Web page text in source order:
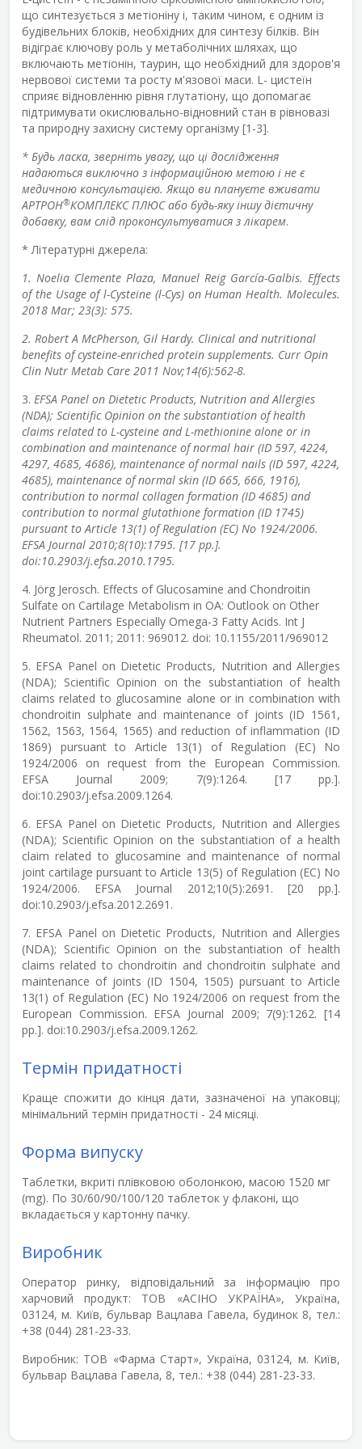
що синтезується з метіоніну і, таким чином, є одним із
будівельних блоків, необхідних для синтезу білків. Він
відіграє ключову роль у метаболічних шляхах, що
включають метіонін, таурин, що необхідний для здоров'я
нервової системи та росту м'язової маси. L- цистеїн
сприяє відновленню рівня глутатіону, що допомагає
підтримувати окислювально-відновний стан в рівновазі
та природну захисну систему організму [1-3].
* Будь ласка, зверніть увагу, що ці дослідження
надаються виключно з інформаційною метою і не є
медичною консультацією. Якщо ви плануєте вживати
АРТРОН®КОМПЛЕКС ПЛЮС або будь-яку іншу дієтичну
добавку, вам слід проконсультуватися з лікарем.
* Літературні джерела:
1. Noelia Clemente Plaza, Manuel Reig García-Galbis. Effects
of the Usage of l-Cysteine (l-Cys) on Human Health. Molecules.
2018 Mar; 23(3): 575.
2. Robert A McPherson, Gil Hardy. Clinical and nutritional
benefits of cysteine-enriched protein supplements. Curr Opin
Clin Nutr Metab Care 2011 Nov;14(6):562-8.
3. EFSA Panel on Dietetic Products, Nutrition and Allergies
(NDA); Scientific Opinion on the substantiation of health
claims related to L-cysteine and L-methionine alone or in
combination and maintenance of normal hair (ID 597, 4224,
4297, 4685, 4686), maintenance of normal nails (ID 597, 4224,
4685), maintenance of normal skin (ID 665, 666, 1916),
contribution to normal collagen formation (ID 4685) and
contribution to normal glutathione formation (ID 1745)
pursuant to Article 13(1) of Regulation (EC) No 1924/2006.
EFSA Journal 2010;8(10):1795. [17 pp.].
doi:10.2903/j.efsa.2010.1795.
4. Jörg Jerosch. Effects of Glucosamine and Chondroitin
Sulfate on Cartilage Metabolism in OA: Outlook on Other
Nutrient Partners Especially Omega-3 Fatty Acids. Int J
Rheumatol. 2011; 2011: 969012. doi: 10.1155/2011/969012
5. EFSA Panel on Dietetic Products, Nutrition and Allergies
(NDA); Scientific Opinion on the substantiation of health
claims related to glucosamine alone or in combination with
chondroitin sulphate and maintenance of joints (ID 1561,
1562, 1563, 1564, 1565) and reduction of inflammation (ID
1869) pursuant to Article 13(1) of Regulation (EC) No
1924/2006 on request from the European Commission.
EFSA Journal 2009; 7(9):1264. [17 pp.].
doi:10.2903/j.efsa.2009.1264.
6. EFSA Panel on Dietetic Products, Nutrition and Allergies
(NDA); Scientific Opinion on the substantiation of a health
claim related to glucosamine and maintenance of normal
joint cartilage pursuant to Article 13(5) of Regulation (EC) No
1924/2006. EFSA Journal 2012;10(5):2691. [20 pp.].
doi:10.2903/j.efsa.2012.2691.
7. EFSA Panel on Dietetic Products, Nutrition and Allergies
(NDA); Scientific Opinion on the substantiation of health
claims related to chondroitin and chondroitin sulphate and
maintenance of joints (ID 1504, 1505) pursuant to Article
13(1) of Regulation (EC) No 1924/2006 on request from the
European Commission. EFSA Journal 2009; 7(9):1262. [14
pp.]. doi:10.2903/j.efsa.2009.1262.
Термін придатності
Краще спожити до кінця дати, зазначеної на упаковці;
мінімальний термін придатності - 24 місяці.
Форма випуску
Таблетки, вкриті плівковою оболонкою, масою 1520 мг
(mg). По 30/60/90/100/120 таблеток у флаконі, що
вкладається у картонну пачку.
Виробник
Оператор ринку, відповідальний за інформацію про
харчовий продукт: ТОВ «АСІНО УКРАЇНА», Україна,
03124, м. Київ, бульвар Вацлава Гавела, будинок 8, тел.:
+38 (044) 281-23-33.
Виробник: ТОВ «Фарма Старт», Україна, 03124, м. Київ,
бульвар Вацлава Гавела, 8, тел.: +38 (044) 281-23-33.